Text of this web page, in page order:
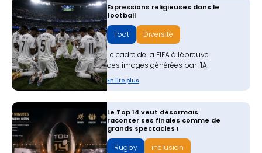
Expressions religieuses dans le
football
Foot Diversité
Le cadre de la FIFA à l'épreuve
des images générées par l'IA
En lire plus
Le Top 14 veut désormais
raconter ses finales comme de
grands spectacles !
Rugby inclusion